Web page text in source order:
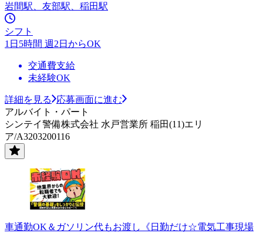
岩間駅、友部駅、稲田駅
シフト
1日5時間 週2日からOK
交通費支給
未経験OK
詳細を見る
応募画面に進む
アルバイト・パート
シンテイ警備株式会社 水戸営業所 稲田(11)エリ
ア/A3203200116
車通勤OK＆ガソリン代もお渡し《日勤だけ☆電気工事現場